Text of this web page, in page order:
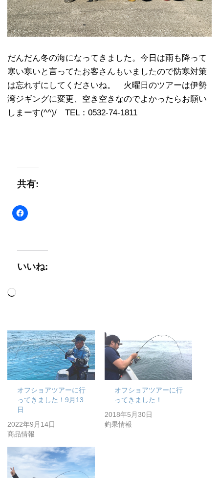
だんだん冬の海になってきました。今日は雨も降って
寒い寒いと言ってたお客さんもいましたので防寒対策
は忘れずにしてくださいね。 火曜日のツアーは伊勢
湾ジギングに変更、空き空きなのでよかったらお願い
しまーす(^^)/ TEL：0532-74-1811
共有:
いいね:
読
中…
オフショアツアーに行
ってきました！9月13
日
2022年9月14日
商品情報
オフショアツアーに行
ってきました！
2018年5月30日
釣果情報